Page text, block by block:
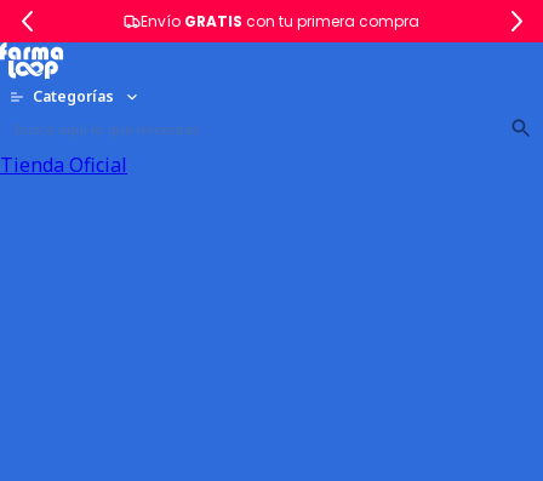
Envío GRATIS con tu primera compra
Categorías
Tienda Oficial